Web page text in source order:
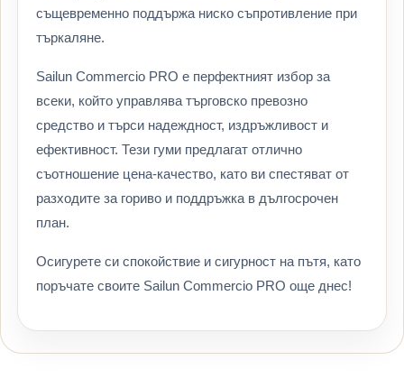
същевременно поддържа ниско съпротивление при
търкаляне.
Sailun Commercio PRO е перфектният избор за
всеки, който управлява търговско превозно
средство и търси надеждност, издръжливост и
ефективност. Тези гуми предлагат отлично
съотношение цена-качество, като ви спестяват от
разходите за гориво и поддръжка в дългосрочен
план.
Осигурете си спокойствие и сигурност на пътя, като
поръчате своите Sailun Commercio PRO още днес!